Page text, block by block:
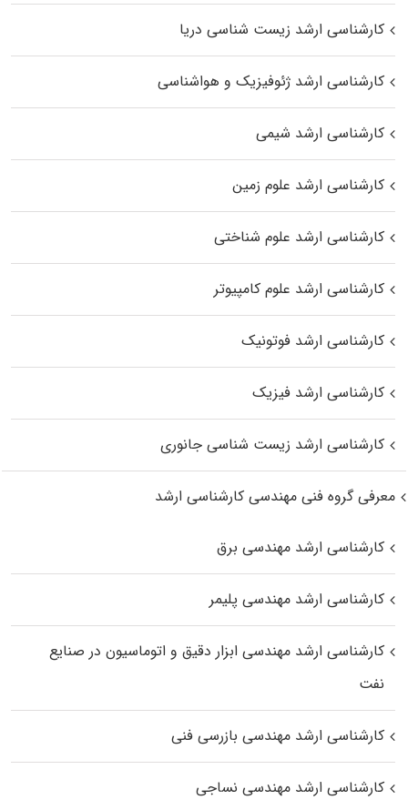
کارشناسی ارشد زیست‌ شناسی دریا
کارشناسی ارشد ژئوفیزیک و هواشناسی
کارشناسی ارشد شیمی
کارشناسی ارشد علوم زمین
کارشناسی ارشد علوم شناختی
کارشناسی ارشد علوم کامپیوتر
کارشناسی ارشد فوتونیک
کارشناسی ارشد فیزیک
کارشناسی ارشد زیست‌ شناسی جانوری
معرفی گروه فنی مهندسی کارشناسی ارشد
کارشناسی ارشد مهندسی برق
کارشناسی ارشد مهندسی پلیمر
کارشناسی ارشد مهندسی ابزار دقیق و اتوماسیون در صنایع
نفت
کارشناسی ارشد مهندسی بازرسی فنی
کارشناسی ارشد مهندسی نساجی